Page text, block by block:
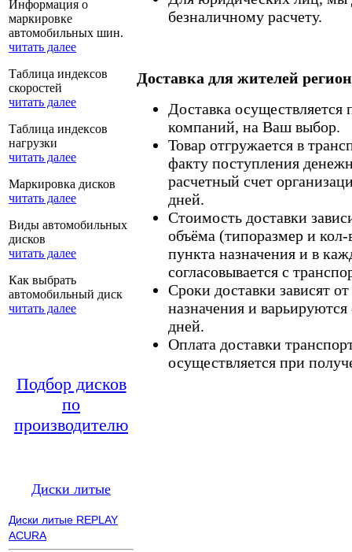
Информация о
маркировке
автомобильных шин.
читать далее
Таблица индексов
скоростей
читать далее
Таблица индексов
нагрузки
читать далее
Маркировка дисков
читать далее
Виды автомобильных
дисков
читать далее
Как выбрать
автомобильный диск
читать далее
Подбор дисков
по
производителю
Диски литые
Диски литые REPLAY
ACURA
безналичному расчету.
Доставка для жителей
Доставка
компаний, на Ваш выбор.
Товар отгружается в
факту поступления
расчетный счет
дней.
Стоимость доставки
объёма (типоразмер и кол-
пункта назначения и в
согласовывается с
Сроки доставки зависят
назначения и
дней.
Оплата доставки
осуществляется при